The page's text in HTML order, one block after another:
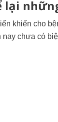
lại
khiến cho
chưa có